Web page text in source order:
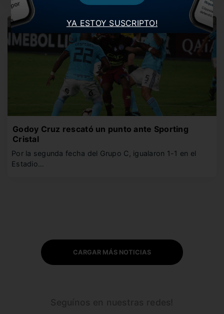
Godoy Cruz rescató un punto ante Sporting
Cristal
Por la segunda fecha del Grupo C, igualaron 1-1 en el
Estadio…
CARGAR MÁS NOTICIAS
YA ESTOY SUSCRIPTO!